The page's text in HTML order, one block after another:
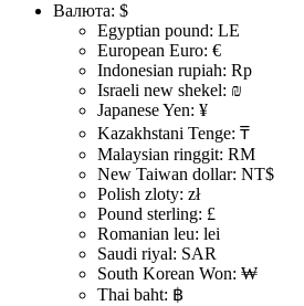
Валюта: $
Egyptian pound: LE
European Euro: €
Indonesian rupiah: Rp
Israeli new shekel: ₪
Japanese Yen: ¥
Kazakhstani Tenge: ₸
Malaysian ringgit: RM
New Taiwan dollar: NT$
Polish zloty: zł
Pound sterling: £
Romanian leu: lei
Saudi riyal: SAR
South Korean Won: ₩
Thai baht: ฿